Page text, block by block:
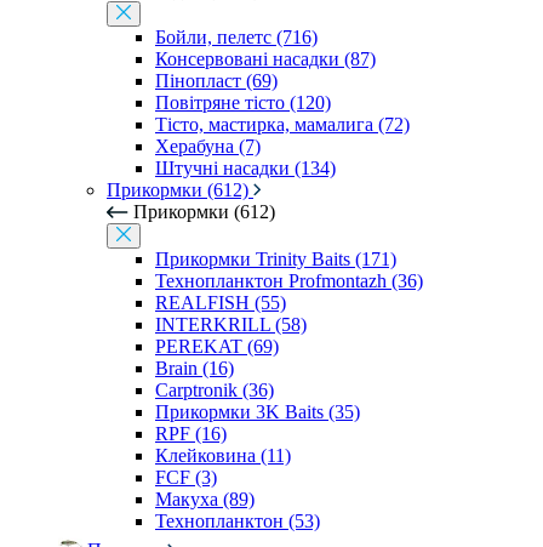
Бойли, пелетс (716)
Консервовані насадки (87)
Пінопласт (69)
Повітряне тісто (120)
Тісто, мастирка, мамалига (72)
Херабуна (7)
Штучні насадки (134)
Прикормки (612)
Прикормки (612)
Прикормки Trinity Baits (171)
Технопланктон Profmontazh (36)
REALFISH (55)
INTERKRILL (58)
PEREKAT (69)
Brain (16)
Carptronik (36)
Прикормки 3K Baits (35)
RPF (16)
Клейковина (11)
FCF (3)
Макуха (89)
Технопланктон (53)